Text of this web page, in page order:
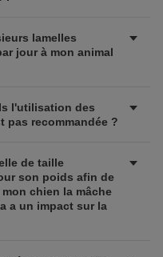
lamelles
jour à mon animal
l'utilisation des
pas recommandée ?
de taille
son poids afin de
chien la mâche
a un impact sur la